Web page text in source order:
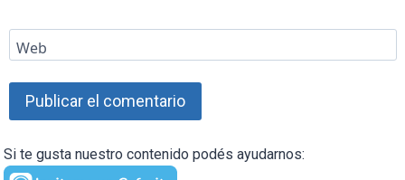
Web
Si te gusta nuestro contenido podés ayudarnos: